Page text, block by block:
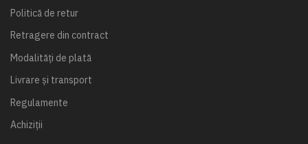
Politică de retur
Retragere din contract
Modalități de plată
Livrare și transport
Regulamente
Achiziții